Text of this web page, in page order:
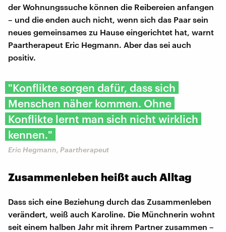
der Wohnungssuche können die Reibereien anfangen
– und die enden auch nicht, wenn sich das Paar sein
neues gemeinsames zu Hause eingerichtet hat, warnt
Paartherapeut Eric Hegmann. Aber das sei auch
positiv.
"Konflikte sorgen dafür, dass sich
Menschen näher kommen. Ohne
Konflikte lernt man sich nicht wirklich
kennen."
Eric Hegmann, Paartherapeut
Zusammenleben heißt auch Alltag
Dass sich eine Beziehung durch das Zusammenleben
verändert, weiß auch Karoline. Die Münchnerin wohnt
seit einem halben Jahr mit ihrem Partner zusammen –